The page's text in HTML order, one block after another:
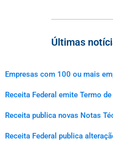
Últimas
Empresas com 100 ou mais
Receita Federal emite Termo
Receita publica novas Notas
Receita Federal publica